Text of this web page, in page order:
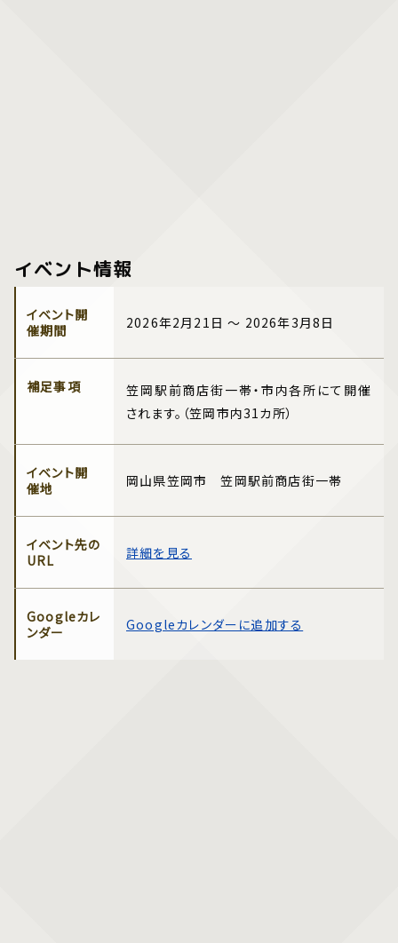
イベント情報
イベント開
催期間
2026年2月21日 ～ 2026年3月8日
補足事項
笠岡駅前商店街一帯・市内各所にて開催
されます。（笠岡市内31カ所）
イベント開
催地
岡山県笠岡市 笠岡駅前商店街一帯
イベント先の
URL
詳細を見る
Googleカレ
ンダー
Googleカレンダーに追加する